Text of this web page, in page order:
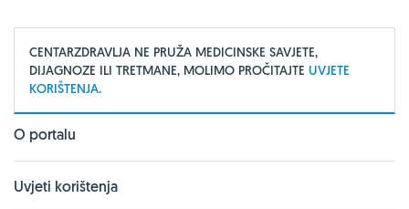
CENTARZDRAVLJA NE PRUŽA MEDICINSKE SAVJETE,
DIJAGNOZE ILI TRETMANE, MOLIMO PROČITAJTE UVJETE
KORIŠTENJA.
O portalu
Uvjeti korištenja